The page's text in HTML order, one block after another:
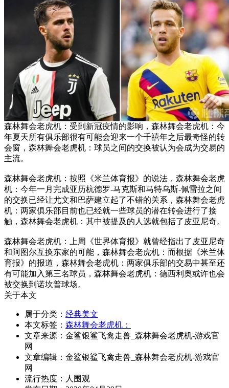
森林舞会老虎机：受到新冠疫情的影响，森林舞会老虎机：今
年夏天所有俱乐部很有可能会迎来一个千禧年之后最奇怪的转
会窗，森林舞会老虎机：球员之间的交换被认为会成为交易的
主流。
森林舞会老虎机：按照《米兰体育报》的说法，森林舞会老虎
机：今年一月完成亚历杭德罗-马克斯和马特乌斯-佩雷拉之间
的交换已经让尤文和巴萨建立起了不错的关系，森林舞会老虎
机：两家俱乐部目前也已经就一些球员的潜在转会进行了接
触，森林舞会老虎机：其中被提及的人选就包括了皮亚尼奇。
森林舞会老虎机：上周《世界体育报》就曾经指出了皮亚尼奇
和阿图尔互换东家的可能，森林舞会老虎机：而根据《米兰体
育报》的报道，森林舞会老虎机：两家俱乐部的交易中甚至还
有可能加入第三名球员，森林舞会老虎机：德西利奥或许也会
被交换到诺坎普球场。
关于本文
属于分类： 经典美文
本文标签： 森林舞会老虎机：
文章来源：金鲨银鲨飞禽走兽_森林舞会老虎机-游戏官
网
文章编辑：金鲨银鲨飞禽走兽_森林舞会老虎机-游戏官
网
流行热度： 人围观